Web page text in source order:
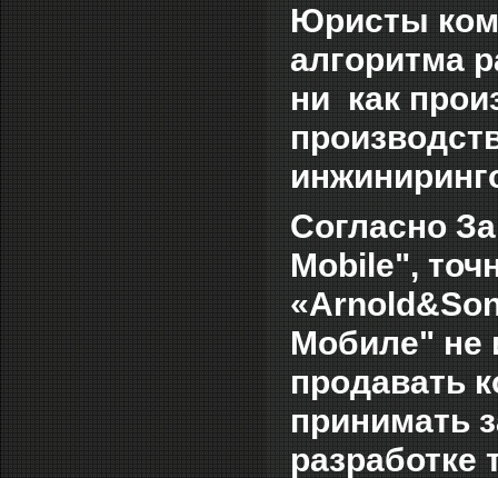
Юристы
алгоритма
ни как
Согласно
Mobile",
Мобиле" не
продавать
принимать
разработке